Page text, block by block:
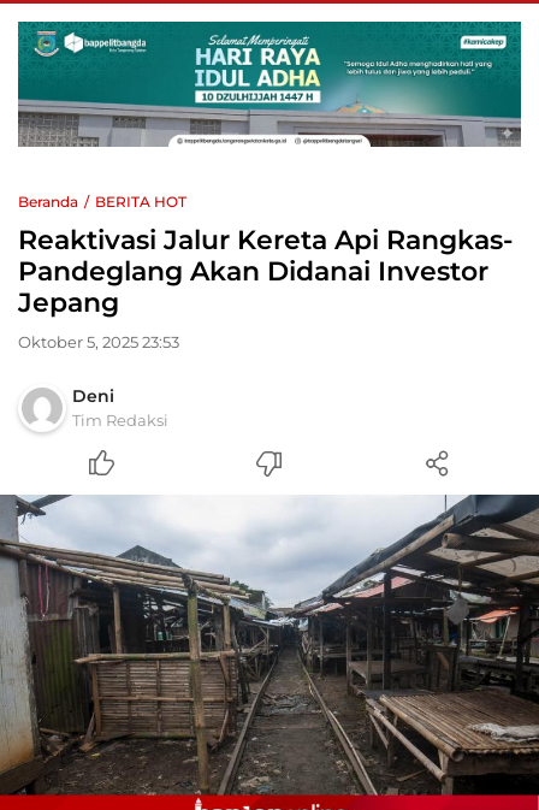
Beranda BERITA HOT
Reaktivasi Jalur Kereta Api Rangkas-
Pandeglang Akan Didanai Investor
Jepang
Oktober 5, 2025 23:53
Deni
Tim Redaksi